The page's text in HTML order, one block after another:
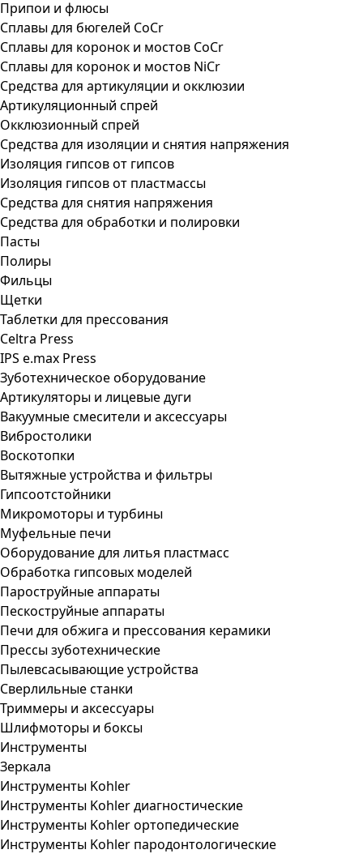
Припои и флюсы
Сплавы для бюгелей CoCr
Сплавы для коронок и мостов CoCr
Сплавы для коронок и мостов NiCr
Средства для артикуляции и окклюзии
Артикуляционный спрей
Окклюзионный спрей
Средства для изоляции и снятия напряжения
Изоляция гипсов от гипсов
Изоляция гипсов от пластмассы
Средства для снятия напряжения
Средства для обработки и полировки
Пасты
Полиры
Фильцы
Щетки
Таблетки для прессования
Celtra Press
IPS e.max Press
Зуботехническое оборудование
Артикуляторы и лицевые дуги
Вакуумные смесители и аксессуары
Вибростолики
Воскотопки
Вытяжные устройства и фильтры
Гипсоотстойники
Микромоторы и турбины
Муфельные печи
Оборудование для литья пластмасс
Обработка гипсовых моделей
Пароструйные аппараты
Пескоструйные аппараты
Печи для обжига и прессования керамики
Прессы зуботехнические
Пылевсасывающие устройства
Сверлильные станки
Триммеры и аксессуары
Шлифмоторы и боксы
Инструменты
Зеркала
Инструменты Kohler
Инструменты Kohler диагностические
Инструменты Kohler ортопедические
Инструменты Kohler пародонтологические